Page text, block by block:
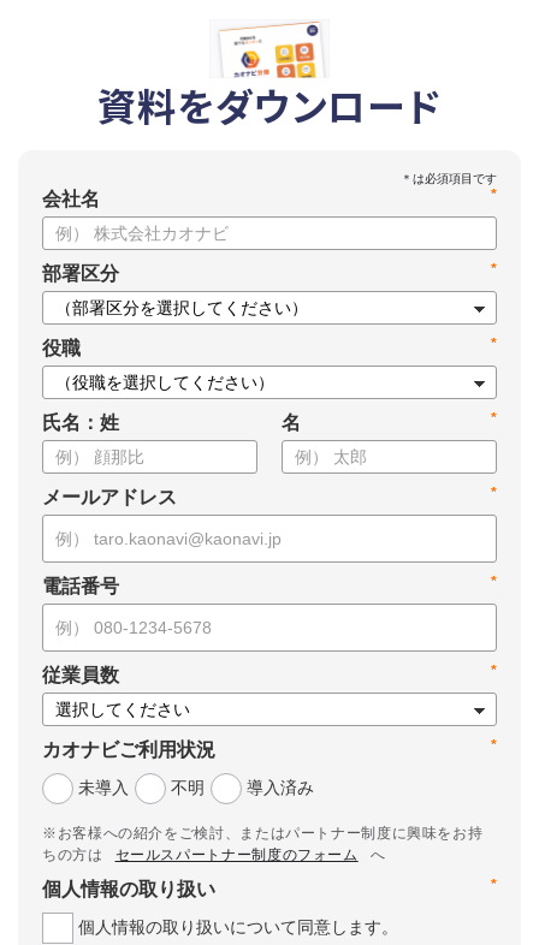
資料をダウンロード
*
会社名
*
部署区分
*
役職
氏名：姓 *
名
*
メールアドレス
*
電話番号
*
従業員数
*
カオナビご利用状況
未導入
不明 導入済み
※お客様への紹介をご検討、またはパートナー制度に興味をお持
ちの方は
セールスパートナー制度のフォーム
へ
*
個人情報の取り扱い
個人情報の取り扱いについて同意します。